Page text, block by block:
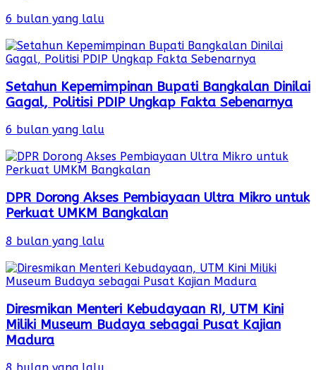
6 bulan yang lalu
Setahun Kepemimpinan Bupati Bangkalan Dinilai
Gagal, Politisi PDIP Ungkap Fakta Sebenarnya
6 bulan yang lalu
DPR Dorong Akses Pembiayaan Ultra Mikro untuk
Perkuat UMKM Bangkalan
8 bulan yang lalu
Diresmikan Menteri Kebudayaan RI, UTM Kini
Miliki Museum Budaya sebagai Pusat Kajian
Madura